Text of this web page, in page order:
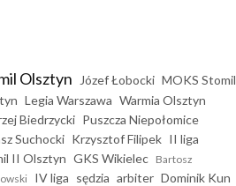
Olsztyn Józef Łobocki MOKS Stomil
Legia Warszawa Warmia Olsztyn
Biedrzycki Puszcza Niepołomice
Suchocki Krzysztof Filipek II liga
II Olsztyn GKS Wikielec Bartosz
IV liga sędzia arbiter Dominik Kun